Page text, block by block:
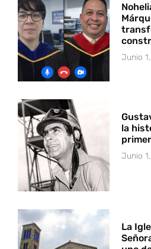
Junio
la
Junio
La